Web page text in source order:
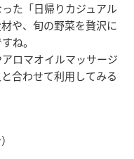
た「日帰りカジュアル
や、旬の野菜を贅沢に
ね。
ロマオイルマッサージ
合わせて利用してみる